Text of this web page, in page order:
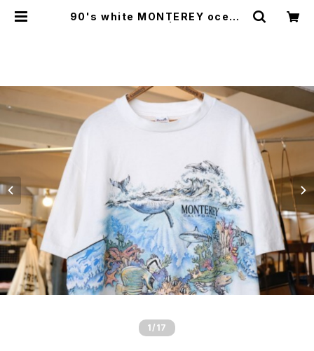
90's white MONTEREY ocean
1 /17